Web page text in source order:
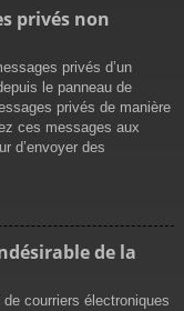
privés non
privés d’un
le panneau de
privés de manière
ces messages aux
d’envoyer des
de la
courriers électroniques